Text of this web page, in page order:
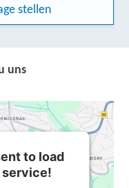
stellen
uns
to load
service!